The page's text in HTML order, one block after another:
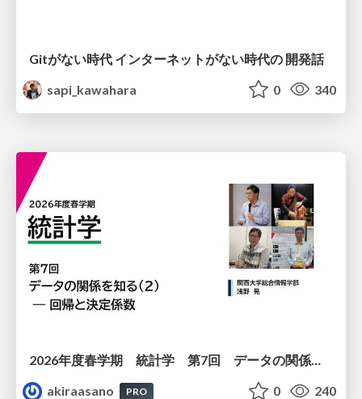
Gitがない時代 インターネットがない時代の 開発話
sapi_kawahara
0 340
2026年度春学期 統計学 第7回 データの関係を知る（２）ー 回帰と決定係数 (2026. 5. 21)
akiraasano
PRO 0 240